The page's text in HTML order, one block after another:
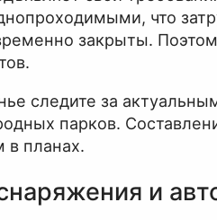
что
закрыты.
следите за
парков.
в планах.
и